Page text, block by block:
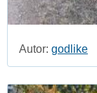
Autor: godlike